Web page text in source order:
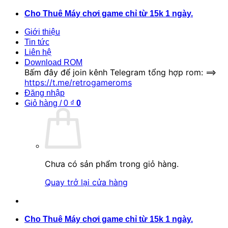
dung
Cho Thuê Máy chơi game chỉ từ 15k 1 ngày.
Giới thiệu
Tin tức
Liên hệ
Download ROM
Bấm đây để join kênh Telegram tổng hợp rom: ==>
https://t.me/retrogameroms
Đăng nhập
Giỏ hàng /0 ₫ 0
Chưa có sản phẩm trong giỏ hàng.
Quay trở lại cửa hàng
Cho Thuê Máy chơi game chỉ từ 15k 1 ngày.